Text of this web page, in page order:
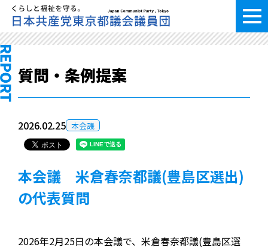
質問・条例提案
2026.02.25 本会議
本会議 米倉春奈都議(豊島区選出)
の代表質問
2026年2月25日の本会議で、米倉春奈都議(豊島区選